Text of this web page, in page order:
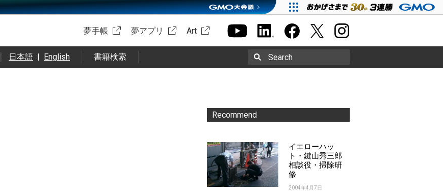
夢手帳 夢アプリ Art
日本語 | English 書籍検索 Search
Recommend
イエローハッ
ト・鍵山秀三郎
相談役・掃除研
修
2004年4月7日